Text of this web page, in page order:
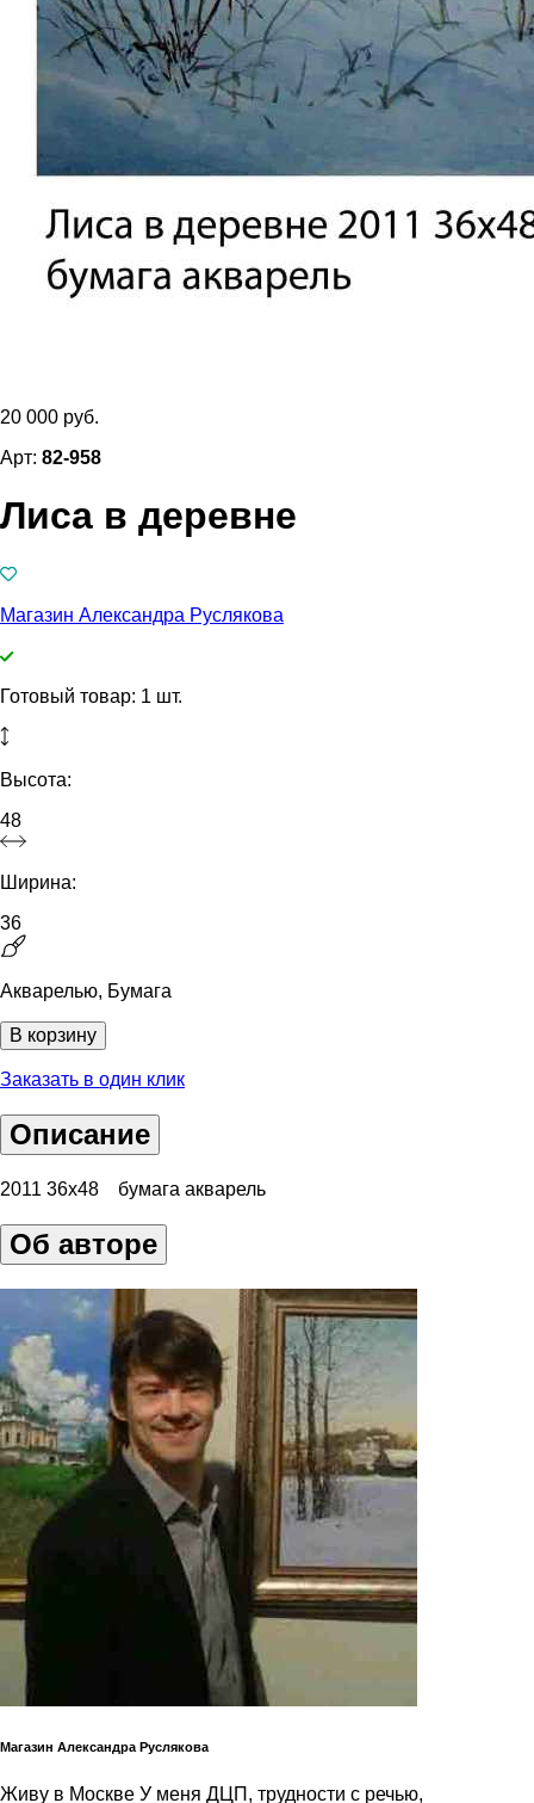
20 000 руб.
Арт: 82-958
Лиса в деревне
Магазин Александра Руслякова
Готовый товар: 1 шт.
Высота:
48
Ширина:
36
Акварелью, Бумага
В корзину
Заказать в один клик
Описание
2011 36х48 бумага акварель
Об авторе
Магазин Александра Руслякова
Живу в Москве У меня ДЦП, трудности с речью,